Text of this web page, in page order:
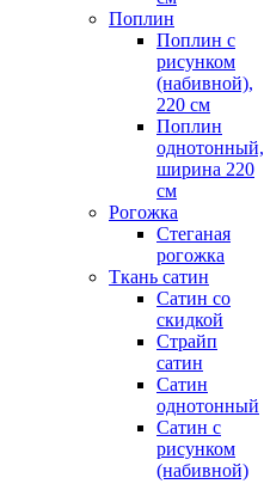
Поплин
Поплин с
рисунком
(набивной),
220 см
Поплин
однотонный,
ширина 220
см
Рогожка
Стеганая
рогожка
Ткань сатин
Сатин со
скидкой
Страйп
сатин
Сатин
однотонный
Сатин с
рисунком
(набивной)